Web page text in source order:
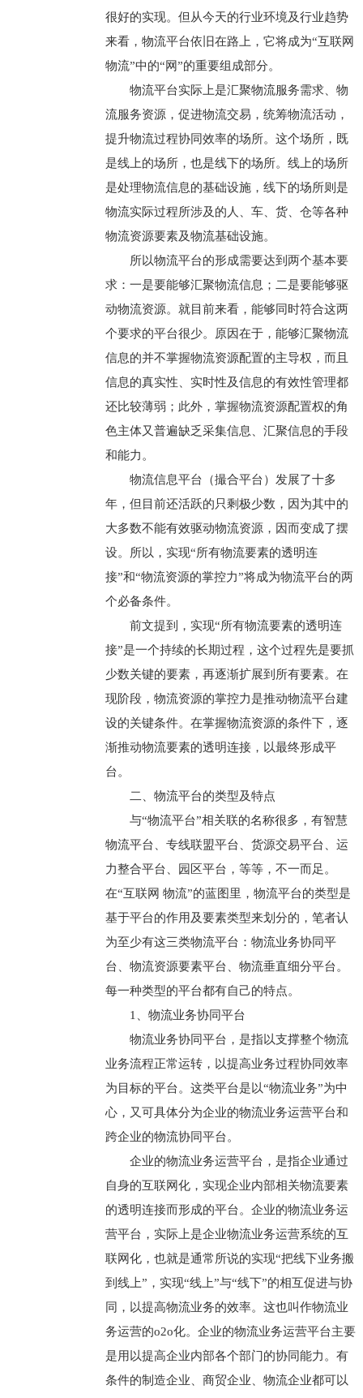
很好的实现。但从今天的行业环境及行业趋势
来看，物流平台依旧在路上，它将成为“互联网
物流”中的“网”的重要组成部分。
物流平台实际上是汇聚物流服务需求、物
流服务资源，促进物流交易，统筹物流活动，
提升物流过程协同效率的场所。这个场所，既
是线上的场所，也是线下的场所。线上的场所
是处理物流信息的基础设施，线下的场所则是
物流实际过程所涉及的人、车、货、仓等各种
物流资源要素及物流基础设施。
所以物流平台的形成需要达到两个基本要
求：一是要能够汇聚物流信息；二是要能够驱
动物流资源。就目前来看，能够同时符合这两
个要求的平台很少。原因在于，能够汇聚物流
信息的并不掌握物流资源配置的主导权，而且
信息的真实性、实时性及信息的有效性管理都
还比较薄弱；此外，掌握物流资源配置权的角
色主体又普遍缺乏采集信息、汇聚信息的手段
和能力。
物流信息平台（撮合平台）发展了十多
年，但目前还活跃的只剩极少数，因为其中的
大多数不能有效驱动物流资源，因而变成了摆
设。所以，实现“所有物流要素的透明连
接”和“物流资源的掌控力”将成为物流平台的两
个必备条件。
前文提到，实现“所有物流要素的透明连
接”是一个持续的长期过程，这个过程先是要抓
少数关键的要素，再逐渐扩展到所有要素。在
现阶段，物流资源的掌控力是推动物流平台建
设的关键条件。在掌握物流资源的条件下，逐
渐推动物流要素的透明连接，以最终形成平
台。
二、物流平台的类型及特点
与“物流平台”相关联的名称很多，有智慧
物流平台、专线联盟平台、货源交易平台、运
力整合平台、园区平台，等等，不一而足。
在“互联网 物流”的蓝图里，物流平台的类型是
基于平台的作用及要素类型来划分的，笔者认
为至少有这三类物流平台：物流业务协同平
台、物流资源要素平台、物流垂直细分平台。
每一种类型的平台都有自己的特点。
1、物流业务协同平台
物流业务协同平台，是指以支撑整个物流
业务流程正常运转，以提高业务过程协同效率
为目标的平台。这类平台是以“物流业务”为中
心，又可具体分为企业的物流业务运营平台和
跨企业的物流协同平台。
企业的物流业务运营平台，是指企业通过
自身的互联网化，实现企业内部相关物流要素
的透明连接而形成的平台。企业的物流业务运
营平台，实际上是企业物流业务运营系统的互
联网化，也就是通常所说的实现“把线下业务搬
到线上”，实现“线上”与“线下”的相互促进与协
同，以提高物流业务的效率。这也叫作物流业
务运营的o2o化。企业的物流业务运营平台主要
是用以提高企业内部各个部门的协同能力。有
条件的制造企业、商贸企业、物流企业都可以